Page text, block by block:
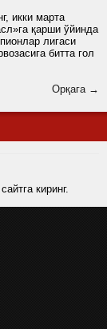
икки марта
қарши ўйинда
лигаси
битта гол
Орқага →
киринг.